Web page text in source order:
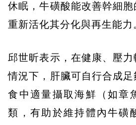
休眠，牛磺酸能改善幹細胞
重新活化其分化與再生能力
邱世昕表示，在健康、壓
情況下，肝臟可自行合成
食中適量攝取海鮮（如章
類，有助於維持體內牛磺